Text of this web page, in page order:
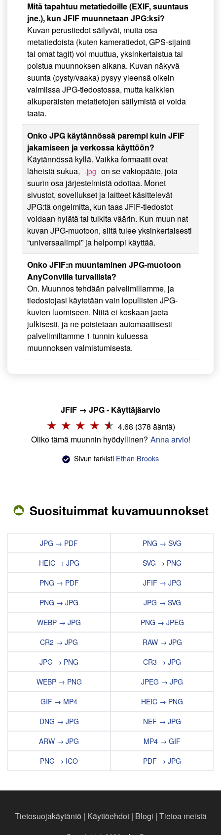
Mitä tapahtuu metatiedoille (EXIF, suuntaus
jne.), kun JFIF muunnetaan JPG:ksi?
Kuvan perustiedot säilyvät, mutta osa
metatiedoista (kuten kameratiedot, GPS-sijainti
tai omat tagit) voi muuttua, yksinkertaistua tai
poistua muunnoksen aikana. Kuvan näkyvä
suunta (pysty/vaaka) pysyy yleensä oikein
valmiissa JPG-tiedostossa, mutta kaikkien
alkuperäisten metatietojen säilymistä ei voida
taata.
Onko JPG käytännössä parempi kuin JFIF
jakamiseen ja verkossa käyttöön?
Käytännössä kyllä. Vaikka formaatit ovat
läheistä sukua, .jpg on se vakiopääte, jota
suurin osa järjestelmistä odottaa. Monet
sivustot, sovellukset ja laitteet käsittelevät
JPG:tä ongelmitta, kun taas JFIF-tiedostot
voidaan hylätä tai tulkita väärin. Kun muun nat
kuvan JPG-muotoon, siitä tulee yksinkertaisesti
“universaalimpi” ja helpompi käyttää.
Onko JFIF:n muuntaminen JPG-muotoon
AnyConvilla turvallista?
On. Muunnos tehdään palvelimillamme, ja
tiedostojasi käytetään vain lopullisten JPG-
kuvien luomiseen. Niitä ei koskaan jaeta
julkisesti, ja ne poistetaan automaattisesti
palvelimiltamme 1 tunnin kuluessa
muunnoksen valmistumisesta.
JFIF → JPG - Käyttäjäarvio
4.68 (378 ääntä)
Oliko tämä muunnin hyödyllinen? Anna arvio!
Sivun tarkisti Ethan Brooks
Suosituimmat kuvamuunnokset
JPG → PDF
HEIC → JPG
PNG → PDF
PNG → JPG
WEBP → JPG
CR2 → JPG
JPG → PNG
WEBP → PNG
GIF → MP4
DNG → JPG
ARW → JPG
PNG → ICO
PNG → SVG
SVG → PNG
JFIF → JPG
JPG → SVG
PNG → JPEG
RAW → JPG
CR3 → JPG
JPEG → JPG
HEIC → PNG
NEF → JPG
MP4 → GIF
PDF → JPG
Tietosuojakäytäntö | Käyttöehdot| Blogi | Tietoa meistä